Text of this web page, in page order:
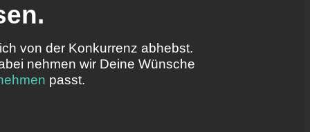
von der Konkurrenz abhebst.
nehmen wir Deine Wünsche
passt.